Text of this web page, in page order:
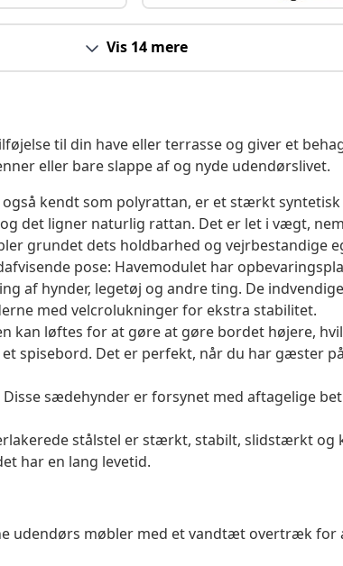
Vis 14 mere
til din have eller terrasse og giver et
eller bare slappe af og nyde udendørslivet.
kendt som polyrattan, er et stærkt
det ligner naturlig rattan. Det er let i vægt,
grundet dets holdbarhed og vejrbestandige
pose: Havemodulet har
af hynder, legetøj og andre ting. De
med velcrolukninger for ekstra stabilitet.
kan løftes for at gøre at gøre bordet højere,
spisebord. Det er perfekt, når du har gæster
sædehynder er forsynet med aftagelige
stålstel er stærkt, stabilt, slidstærkt og
har en lang levetid.
udendørs møbler med et vandtæt overtræk for